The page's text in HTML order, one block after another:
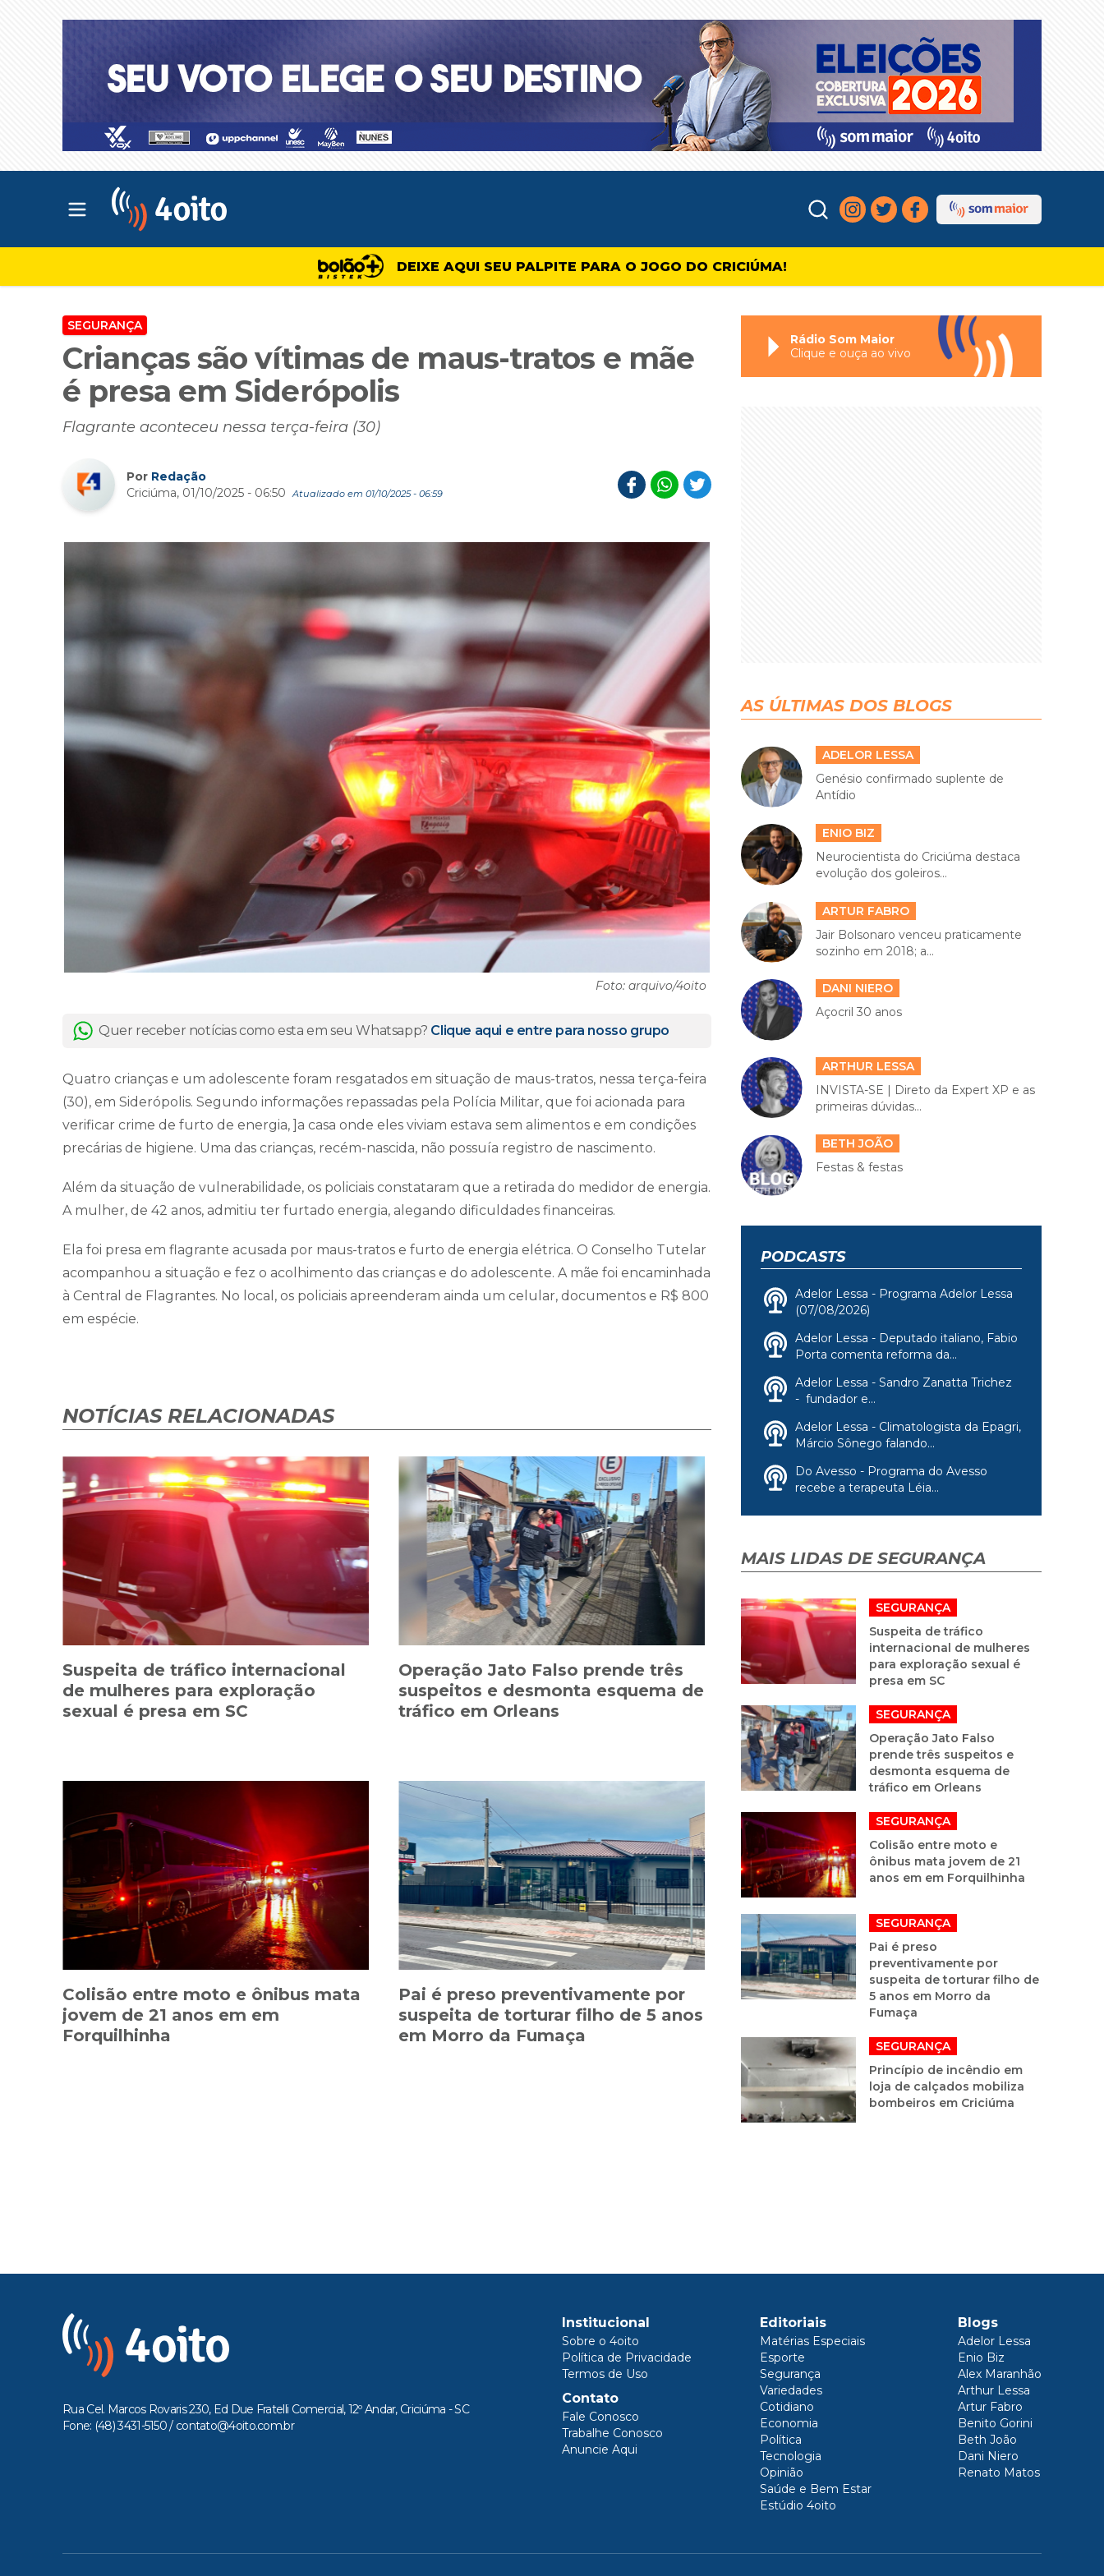
Abrir menu principal
DEIXE AQUI SEU PALPITE PARA O JOGO DO CRICIÚMA!
SEGURANÇA
Crianças são vítimas de maus-tratos e mãe
é presa em Siderópolis
Flagrante aconteceu nessa terça-feira (30)
Por Redação
Criciúma, 01/10/2025 - 06:50
Atualizado em 01/10/2025 - 06:59
Foto: arquivo/4oito
Quer receber notícias como esta em seu Whatsapp? Clique aqui e entre para nosso grupo
Quatro crianças e um adolescente foram resgatados em situação de maus-tratos, nessa terça-feira
(30), em Siderópolis. Segundo informações repassadas pela Polícia Militar, que foi acionada para
verificar crime de furto de energia, ]a casa onde eles viviam estava sem alimentos e em condições
precárias de higiene. Uma das crianças, recém-nascida, não possuía registro de nascimento.
Além da situação de vulnerabilidade, os policiais constataram que a retirada do medidor de energia.
A mulher, de 42 anos, admitiu ter furtado energia, alegando dificuldades financeiras.
Ela foi presa em flagrante acusada por maus-tratos e furto de energia elétrica. O Conselho Tutelar
acompanhou a situação e fez o acolhimento das crianças e do adolescente. A mãe foi encaminhada
à Central de Flagrantes. No local, os policiais apreenderam ainda um celular, documentos e R$ 800
em espécie.
NOTÍCIAS RELACIONADAS
Suspeita de tráfico internacional
de mulheres para exploração
sexual é presa em SC
Operação Jato Falso prende três
suspeitos e desmonta esquema de
tráfico em Orleans
Colisão entre moto e ônibus mata
jovem de 21 anos em em
Forquilhinha
Pai é preso preventivamente por
suspeita de torturar filho de 5 anos
em Morro da Fumaça
Rádio Som Maior
Clique e ouça ao vivo
AS ÚLTIMAS DOS BLOGS
ADELOR LESSA
Genésio confirmado suplente de
Antídio
ENIO BIZ
Neurocientista do Criciúma destaca
evolução dos goleiros...
ARTUR FABRO
Jair Bolsonaro venceu praticamente
sozinho em 2018; a...
DANI NIERO
Açocril 30 anos
ARTHUR LESSA
INVISTA-SE | Direto da Expert XP e as
primeiras dúvidas...
BETH JOÃO
Festas & festas
PODCASTS
Adelor Lessa - Programa Adelor Lessa
(07/08/2026)
Adelor Lessa - Deputado italiano, Fabio
Porta comenta reforma da...
Adelor Lessa - Sandro Zanatta Trichez
- fundador e...
Adelor Lessa - Climatologista da Epagri,
Márcio Sônego falando...
Do Avesso - Programa do Avesso
recebe a terapeuta Léia...
MAIS LIDAS DE SEGURANÇA
SEGURANÇA
Suspeita de tráfico
internacional de mulheres
para exploração sexual é
presa em SC
SEGURANÇA
Operação Jato Falso
prende três suspeitos e
desmonta esquema de
tráfico em Orleans
SEGURANÇA
Colisão entre moto e
ônibus mata jovem de 21
anos em em Forquilhinha
SEGURANÇA
Pai é preso
preventivamente por
suspeita de torturar filho de
5 anos em Morro da
Fumaça
SEGURANÇA
Princípio de incêndio em
loja de calçados mobiliza
bombeiros em Criciúma
Rua Cel. Marcos Rovaris 230, Ed Due Fratelli Comercial, 12º Andar, Criciúma - SC
Fone: (48) 3431-5150 / contato@4oito.com.br
Institucional
Sobre o 4oito
Política de Privacidade
Termos de Uso
Contato
Fale Conosco
Trabalhe Conosco
Anuncie Aqui
Editoriais
Matérias Especiais
Esporte
Segurança
Variedades
Cotidiano
Economia
Política
Tecnologia
Opinião
Saúde e Bem Estar
Estúdio 4oito
Blogs
Adelor Lessa
Enio Biz
Alex Maranhão
Arthur Lessa
Artur Fabro
Benito Gorini
Beth João
Dani Niero
Renato Matos